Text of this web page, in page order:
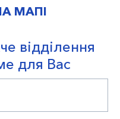
МАПІ
відділення
для Вас